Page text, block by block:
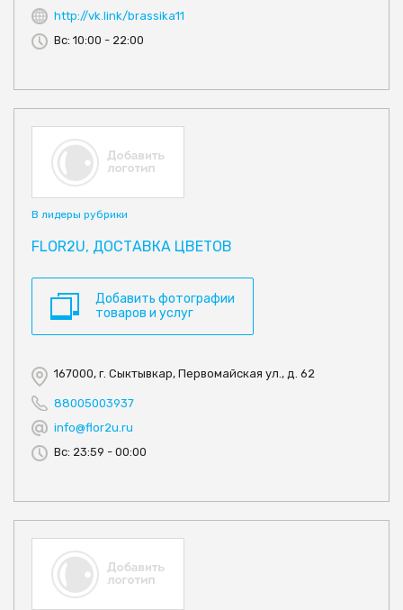
http://vk.link/brassika11
Вс: 10:00 - 22:00
В лидеры рубрики
FLOR2U, ДОСТАВКА ЦВЕТОВ
Добавить фотографии
товаров и услуг
167000, г. Сыктывкар, Первомайская ул., д. 62
88005003937
info@flor2u.ru
Вс: 23:59 - 00:00